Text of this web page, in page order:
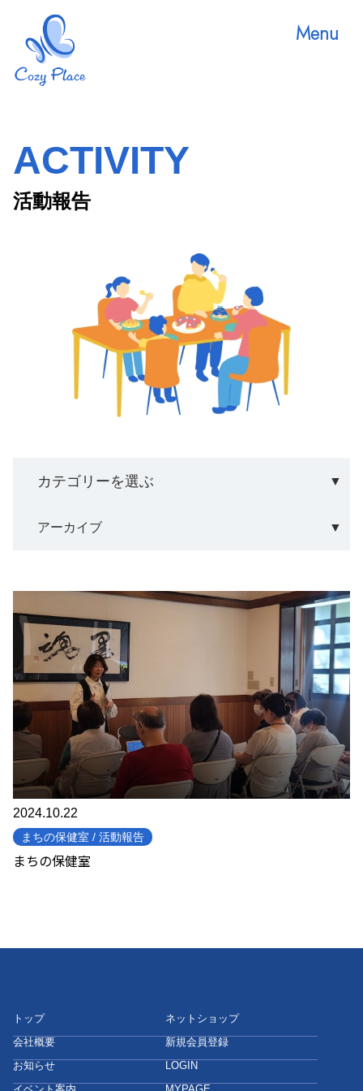
Menu
ACTIVITY
活動報告
アーカイブ
2024.10.22
まちの保健室 / 活動報告
まちの保健室
トップ
ネットショップ
会社概要
新規会員登録
お知らせ
LOGIN